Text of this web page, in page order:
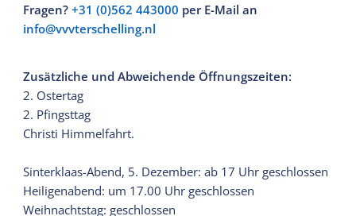
Fragen?+31 (0)562 443000 per E-Mail an
info@vvvterschelling.nl
Zusätzliche undAbweichende Öffnungszeiten:
2. Ostertag
2. Pfingsttag
Christi Himmelfahrt.
Sinterklaas-Abend, 5. Dezember: ab 17 Uhr geschlossen
Heiligenabend: um 17.00 Uhr geschlossen
Weihnachtstag: geschlossen